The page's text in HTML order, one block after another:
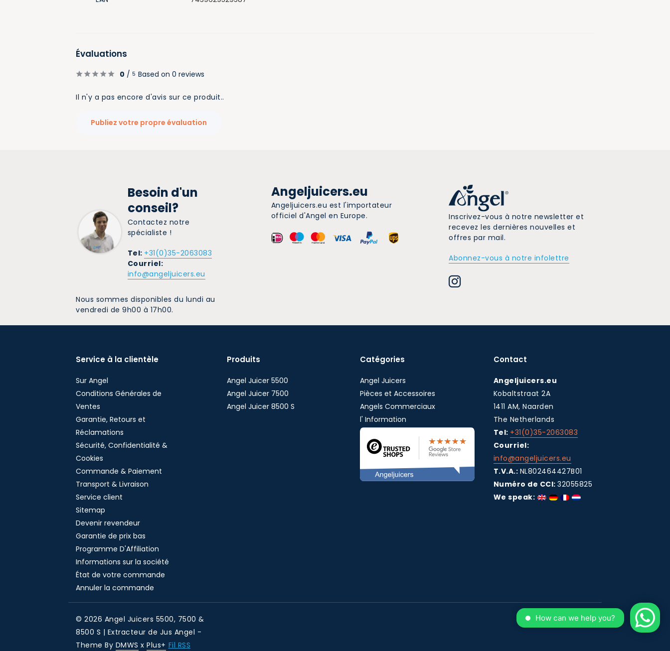
Évaluations
0 / 5 Based on 0 reviews
Il n'y a pas encore d'avis sur ce produit..
Publiez votre propre évaluation
Besoin d'un
conseil?
Contactez notre
spécialiste !
Tel: +31(0)35-2063083
Courriel:
info@angeljuicers.eu
Nous sommes disponibles du lundi au
vendredi de 9h00 à 17h00.
Angeljuicers.eu
Angeljuicers.eu est l'importateur
officiel d'Angel en Europe.
Inscrivez-vous à notre newsletter et
recevez les dernières nouvelles et
offres par mail.
Abonnez-vous à notre infolettre
Service à la clientèle
Sur Angel
Conditions Générales de
Ventes
Garantie, Retours et
Réclamations
Sécurité, Confidentialité &
Cookies
Commande & Paiement
Transport & Livraison
Service client
Sitemap
Devenir revendeur
Garantie de prix bas
Programme D'Affiliation
Informations sur la société
État de votre commande
Annuler la commande
Produits
Angel Juicer 5500
Angel Juicer 7500
Angel Juicer 8500 S
Catégories
Angel Juicers
Pièces et Accessoires
Angels Commerciaux
l' Information
Contact
Angeljuicers.eu
Kobaltstraat 2A
1411 AM, Naarden
The Netherlands
Tel: +31(0)35-2063083
Courriel:
info@angeljuicers.eu
T.V.A.: NL802464427B01
Numéro de CCI: 32055825
We speak:
© 2026 Angel Juicers 5500, 7500 &
8500 S | Extracteur de Jus Angel -
Theme By DMWS x Plus+ Fil RSS